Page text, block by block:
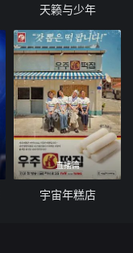
天籁与少年
直播篇
宇宙年糕店